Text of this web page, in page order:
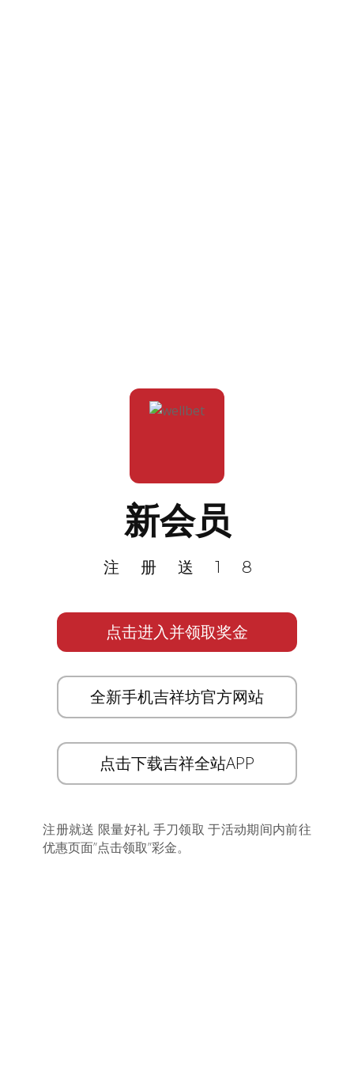
新会员
注册送18
点击进入并领取奖金
全新手机吉祥坊官方网站
点击下载吉祥全站APP
注册就送 限量好礼 手刀领取 于活动期间内前往
优惠页面”点击领取”彩金。